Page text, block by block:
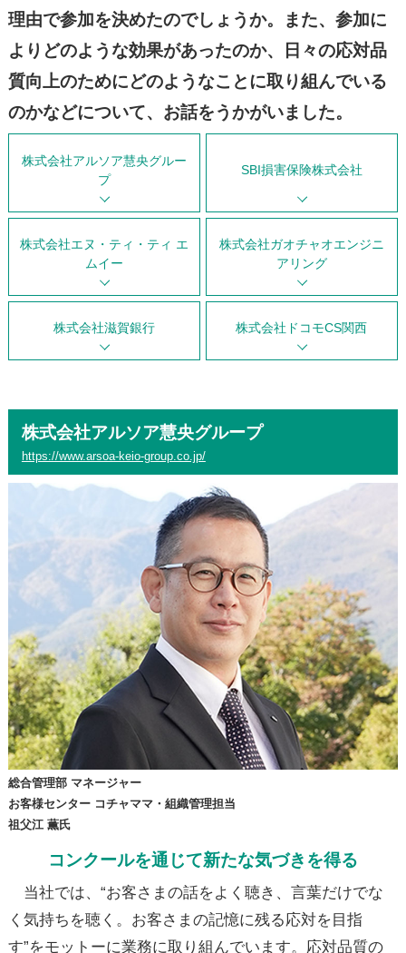
理由で参加を決めたのでしょうか。また、参加に
よりどのような効果があったのか、日々の応対品
質向上のためにどのようなことに取り組んでいる
のかなどについて、お話をうかがいました。
株式会社アルソア慧央グルー
プ
SBI損害保険株式会社
株式会社エヌ・ティ・ティ エ
ムイー
株式会社ガオチャオエンジニ
アリング
株式会社滋賀銀行 株式会社ドコモCS関西
株式会社アルソア慧央グループ
https://www.arsoa-keio-group.co.jp/
総合管理部 マネージャー
お客様センター コチャママ・組織管理担当
祖父江 薫氏
コンクールを通じて新たな気づきを得る
当社では、“お客さまの話をよく聴き、言葉だけでな
く気持ちを聴く。お客さまの記憶に残る応対を目指
す”をモットーに業務に取り組んでいます。応対品質の